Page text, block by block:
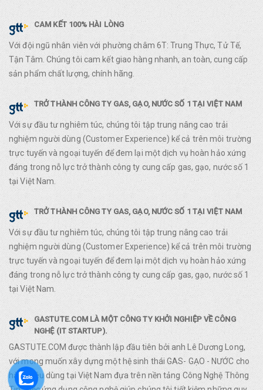
CAM KẾT 100% HÀI LÒNG
Với đội ngũ nhân viên với phường châm 6T: Trung Thực, Tử Tế,
Tận Tâm. Chúng tôi cam kết giao hàng nhanh, an toàn, cung cấp
sản phẩm chất lượng, chính hãng.
TRỞ THÀNH CÔNG TY GAS, GẠO, NƯỚC SỐ 1 TẠI VIỆT NAM
Với sự đầu tư nghiêm túc, chúng tôi tập trung nâng cao trải
nghiệm người dùng (Customer Experience) kể cả trên môi trường
trực tuyến và ngoại tuyến để đem lại một dịch vụ hoàn hảo xứng
đáng trong nỗ lực trở thành công ty cung cấp gas, gạo, nước số 1
tại Việt Nam.
TRỞ THÀNH CÔNG TY GAS, GẠO, NƯỚC SỐ 1 TẠI VIỆT NAM
Với sự đầu tư nghiêm túc, chúng tôi tập trung nâng cao trải
nghiệm người dùng (Customer Experience) kể cả trên môi trường
trực tuyến và ngoại tuyến để đem lại một dịch vụ hoàn hảo xứng
đáng trong nỗ lực trở thành công ty cung cấp gas, gạo, nước số 1
tại Việt Nam.
GASTUTE.COM LÀ MỘT CÔNG TY KHỞI NGHIỆP VỀ CÔNG
NGHỆ (IT STARTUP).
GASTUTE.COM được thành lập đầu tiên bởi anh Lê Dương Long,
với mong muốn xây dựng một hệ sinh thái GAS- GẠO - NƯỚC cho
hàng tiêu dùng tại Việt Nam đựa trên nền tảng Công Nghệ Thông